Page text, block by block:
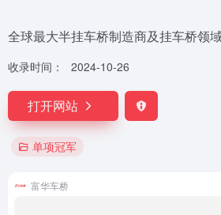
全球最大半挂车桥制造商及挂车桥领
收录时间： 2024-10-26
打开网站
单项冠军
富华车桥